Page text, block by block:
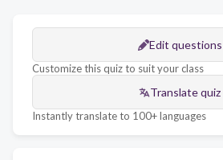
Edit questions
Customize this quiz to suit your class
Translate quiz
Instantly translate to 100+ languages